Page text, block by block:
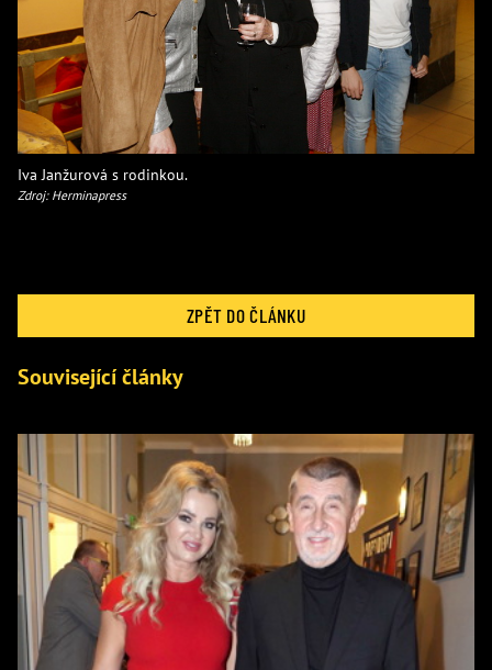
Iva Janžurová s rodinkou.
Zdroj: Herminapress
ZPĚT DO ČLÁNKU
Související články